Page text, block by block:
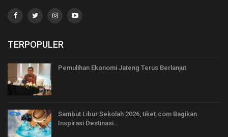
TERPOPULER
Pemulihan Ekonomi Jateng Terus Berlanjut
Sambut Libur Sekolah 2026, tiket.com Bagikan
Inspirasi Destinasi…